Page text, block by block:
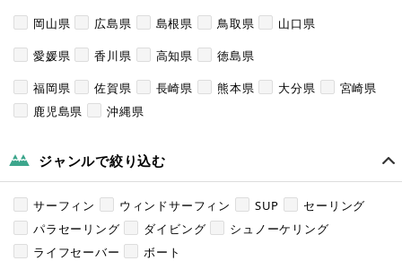
岡山県
広島県 島根県 鳥取県
山口県
愛媛県
香川県 高知県
徳島県
福岡県
佐賀県 長崎県 熊本県 大分県
宮崎県
鹿児島県
沖縄県
ジャンルで絞り込む
サーフィン ウィンドサーフィン SUP
セーリング
パラセーリング
ダイビング
シュノーケリング
ライフセーバー
ボート